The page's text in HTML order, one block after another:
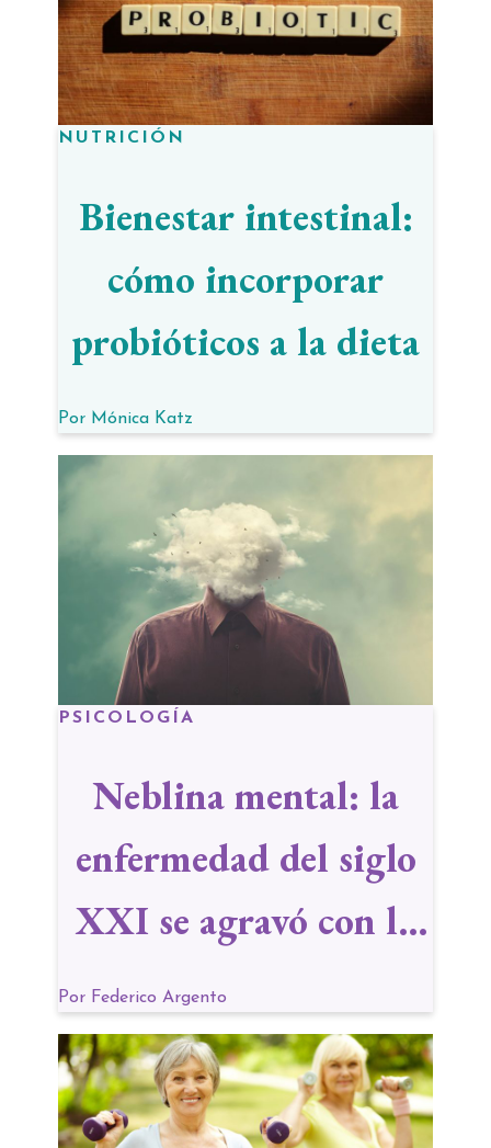
NUTRICIÓN
Bienestar intestinal:
cómo incorporar
probióticos a la dieta
Por Mónica Katz
PSICOLOGÍA
Neblina mental: la
enfermedad del siglo
XXI se agravó con la
pandemia
Por Federico Argento